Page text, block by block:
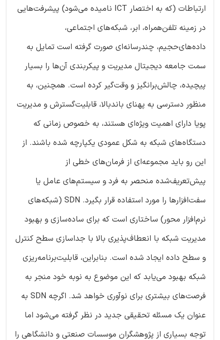
ارتباطات (که به اختصار ICT نامیده‌ می‌شود) پیشرفت‌هایی
در زمینه تلفن‌همراه، ابر، شبکه‌های اجتماعی،
داده‌های‌حجیم، چندرسانه‌ای صورت گرفته است تمایل به
سمت جامعه‌ دیجیتال مدیریت و پیکربندی آن‌ها را بسیار
پیچیده، چالش‌برانگیز و وقت‌گیر کرده است. همچنین، به
منظور دسترسی به پهنای باندبالا، قابلیت‌گسترش و مدیریت
پویا دارای اهمیت ویژه‌ای هستند، به خصوص زمانی که
دستگاه‌های شبکه به شکل عمودی یکپارچه شده باشند. از
این رو باید مجموعه‌ای از فرمان‌های خطی از
پیش‌تعریف‌شده منحصر به فرد و سیستم‌های عامل یا
سفت‌افزارها را مورد استفاده قرار بگیرد. SDN (شبکه‌های
نرم‌افزار محور) ساختاری است که برای ساده‌سازی و بهبود
مدیریت شبکه با انعطاف‌پذیری بالا با جداسازی سطح کنترل
و سطح داده ایجاد شده است. بنابراین، قابلیت‌برنامه‌ریزی
شبکه بهبود می‌یابد که این موضوع به نوبه خود منجر به
فرصت‌های بیشتری برای نوآوری خواهد شد. اگرچه SDN به
عنوان یک مسئله تحقیقی جدید در نظر گرفته می‌شود اما
توجه بسیاری از پژوهشگران موسسات صنعتی و دانشگاهی را